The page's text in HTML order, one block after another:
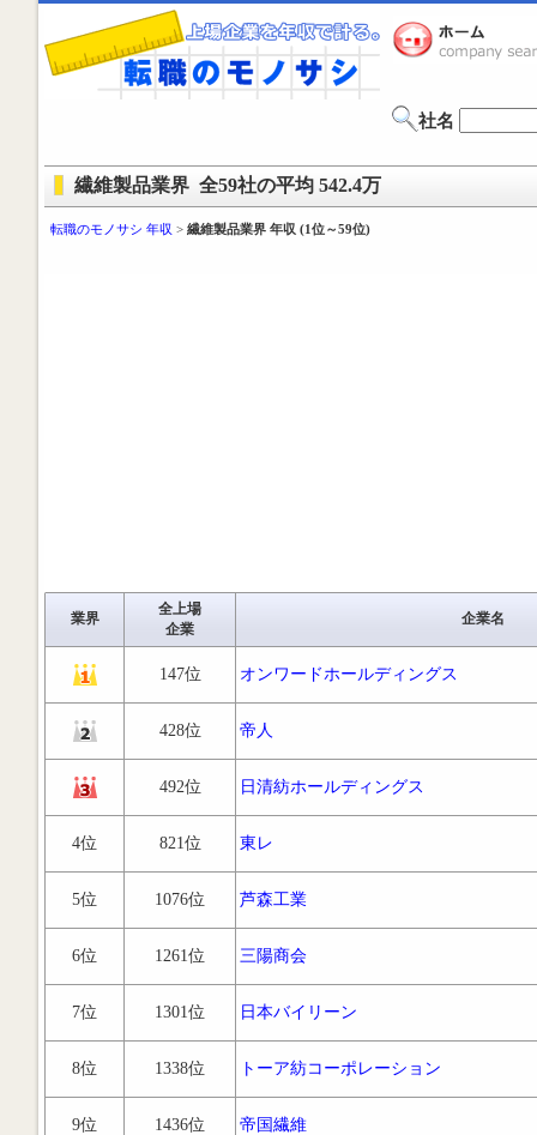
社名
繊維製品業界 全59社の平均 542.4万
転職のモノサシ 年収 > 繊維製品業界 年収 (1位～59位)
業界
全上場
企業
企業名
147位 オンワードホールディングス
428位 帝人
492位 日清紡ホールディングス
4位 821位 東レ
5位 1076位 芦森工業
6位 1261位 三陽商会
7位 1301位 日本バイリーン
8位 1338位 トーア紡コーポレーション
9位 1436位 帝国繊維